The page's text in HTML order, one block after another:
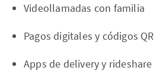
Videollamadas con familia
Pagos digitales y códigos QR
Apps de delivery y rideshare